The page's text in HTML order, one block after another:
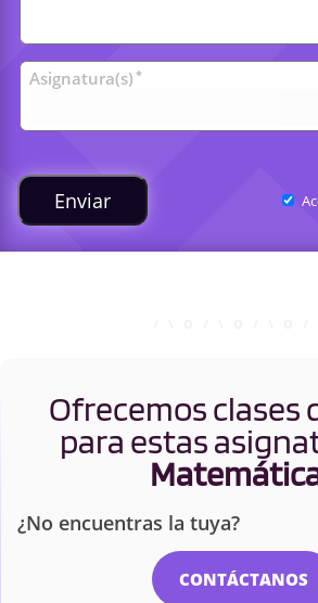
Clases
universitarias
Asignatura(s) *
Enviar
Ofrecemos clases
para estas
¿No encuentras la tuya?
CONTÁCTANOS